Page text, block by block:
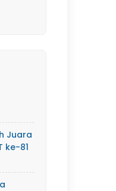
Juara
ke-81